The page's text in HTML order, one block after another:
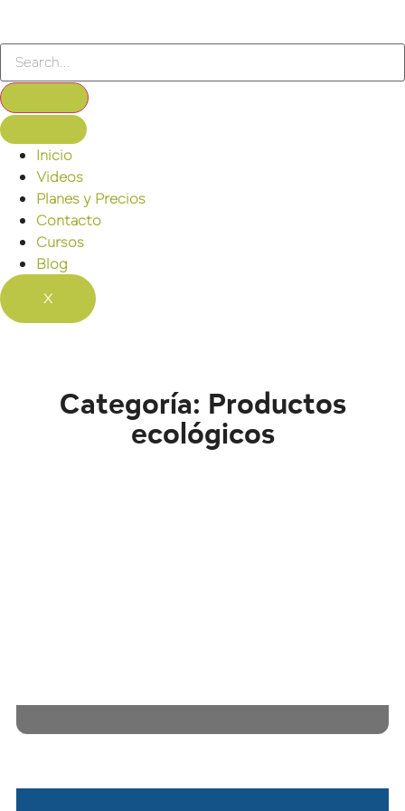
Inicio
Videos
Planes y Precios
Contacto
Cursos
Blog
X
Categoría: Productos
ecológicos